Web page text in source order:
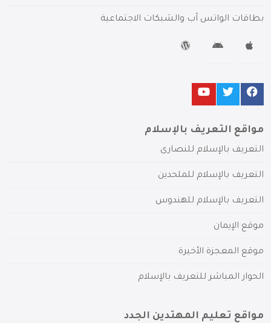
بطاقات الواتس آب والشبكات الاجتماعية
مواقع التعريف بالإسلام
التعريف بالإسلام للنصارى
التعريف بالإسلام للملحدين
التعريف بالإسلام للهندوس
موقع الإيمان
موقع المعجزة الأخيرة
الحوار المباشر للتعريف بالإسلام
مواقع تعليم المهتدين الجدد